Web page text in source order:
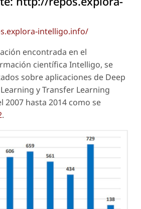
intelligo.info/
encontrada en el
científica Intelligo, se
sobre aplicaciones de Deep
y Transfer Learning
2007 hasta 2014 como se
.